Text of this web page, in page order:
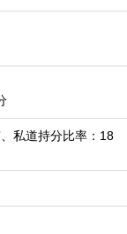
私道持分比率：18